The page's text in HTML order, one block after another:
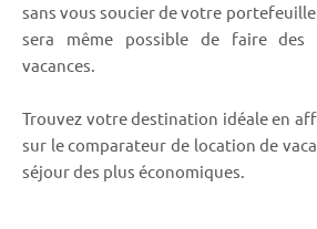
sans vous soucier de votre
sera même possible de faire des
vacances.
Trouvez votre destination idéale en
sur le comparateur de location de
séjour des plus économiques.